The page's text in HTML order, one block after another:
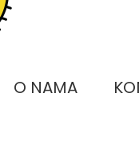
O NAMA